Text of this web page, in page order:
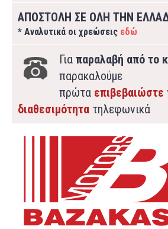
ΑΠΟΣΤΟΛΗ ΣΕ ΟΛΗ ΤΗΝ
* Αναλυτικά οι χρεώσεις εδώ
Για παραλαβή από το
παρακαλούμε
πρώτα επιβεβαιώστε
διαθεσιμότητα τηλεφωνικά